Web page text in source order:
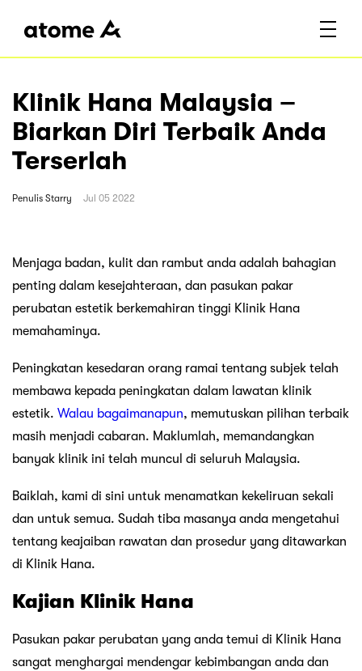
Klinik Hana Malaysia –
Biarkan Diri Terbaik Anda
Terserlah
Penulis Starry Jul 05 2022
Menjaga badan, kulit dan rambut anda adalah bahagian
penting dalam kesejahteraan, dan pasukan pakar
perubatan estetik berkemahiran tinggi Klinik Hana
memahaminya.
Peningkatan kesedaran orang ramai tentang subjek telah
membawa kepada peningkatan dalam lawatan klinik
estetik. Walau bagaimanapun, memutuskan pilihan terbaik
masih menjadi cabaran. Maklumlah, memandangkan
banyak klinik ini telah muncul di seluruh Malaysia.
Baiklah, kami di sini untuk menamatkan kekeliruan sekali
dan untuk semua. Sudah tiba masanya anda mengetahui
tentang keajaiban rawatan dan prosedur yang ditawarkan
di Klinik Hana.
Kajian Klinik Hana
Pasukan pakar perubatan yang anda temui di Klinik Hana
sangat menghargai mendengar kebimbangan anda dan